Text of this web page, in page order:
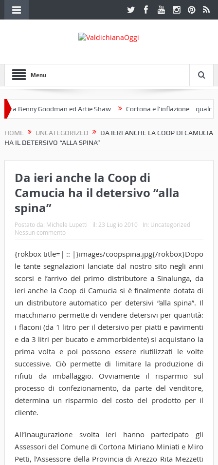
Menu
a Benny Goodman ed Artie Shaw Cortona e l’inflazione… qualche
HOME UNCATEGORIZED
DA IERI ANCHE LA COOP DI CAMUCIA
HA IL DETERSIVO “ALLA SPINA”
Da ieri anche la Coop di
Camucia ha il detersivo “alla
spina”
Postato da: Michele Lupetti il: 23 Luglio 2010 In: Uncategorized
Nessun commento
{rokbox title=| :: |}images/coopspina.jpg{/rokbox}Dopo
le tante segnalazioni lanciate dal nostro sito negli anni
scorsi e l’arrivo del primo distributore a Sinalunga, da
ieri anche la Coop di Camucia si è finalmente dotata di
un distributore automatico per detersivi “alla spina”. Il
macchinario permette di vendere detersivi per quantità:
i flaconi (da 1 litro per il detersivo per piatti e pavimenti
e da 3 litri per bucato e ammorbidente) si acquistano la
prima volta e poi possono essere riutilizzati le volte
successive. Ciò permette di limitare la produzione di
rifiuti da imballaggio. Ovviamente il risparmio sul
processo di confezionamento, da parte del venditore,
determina un risparmio del costo del prodotto per il
cliente.
All’inaugurazione svolta ieri hanno partecipato gli
Assessori del Comune di Cortona Miriano Miniati e Miro
Petti, l’Assessore della Provincia di Arezzo Rita Mezzetti